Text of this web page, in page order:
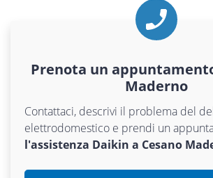
Prenota un
Maderno
Contattaci, descrivi il problema del
elettrodomestico e prendi un
l'assistenza Daikin a Cesano